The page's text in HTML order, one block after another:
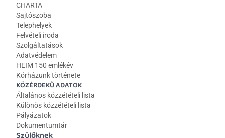
CHARTA
Sajtószoba
Telephelyek
Felvételi iroda
Szolgáltatások
Adatvédelem
HEIM 150 emlékév
Kórházunk története
KÖZÉRDEKŰ ADATOK
Általános közzétételi lista
Különös közzétételi lista
Pályázatok
Dokumentumtár